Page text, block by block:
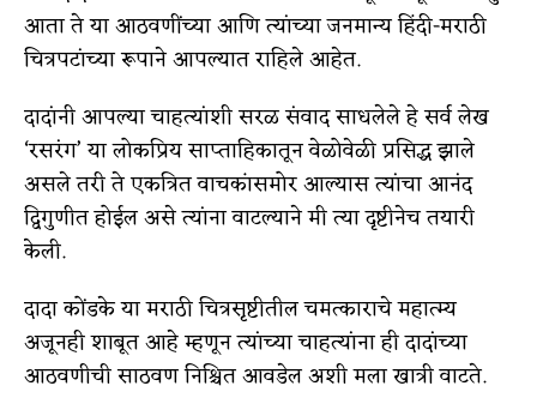
आता ते या आठवणींच्या आणि त्यांच्या जनमान्य हिंदी-मराठी
चित्रपटांच्या रूपाने आपल्यात राहिले आहेत.
दादांनी आपल्या चाहत्यांशी सरळ संवाद साधलेले हे सर्व लेख
‘रसरंग’ या लोकप्रिय साप्ताहिकातून वेळोवेळी प्रसिद्ध झाले
असले तरी ते एकत्रित वाचकांसमोर आल्यास त्यांचा आनंद
द्विगुणीत होईल असे त्यांना वाटल्याने मी त्या दृष्टीनेच तयारी
केली.
दादा कोंडके या मराठी चित्रसृष्टीतील चमत्काराचे महात्म्य
अजूनही शाबूत आहे म्हणून त्यांच्या चाहत्यांना ही दादांच्या
आठवणीची साठवण निश्चित आवडेल अशी मला खात्री वाटते.